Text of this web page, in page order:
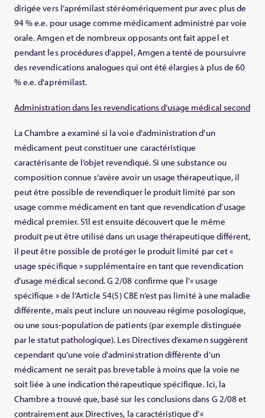
dirigée vers l’aprémilast stéréomériquement pur avec plus de
94 % e.e. pour usage comme médicament administré par voie
orale. Amgen et de nombreux opposants ont fait appel et
pendant les procédures d’appel, Amgen a tenté de poursuivre
des revendications analogues qui ont été élargies à plus de 60
% e.e. d’aprémilast.
Administration dans les revendications d’usage médical second
La Chambre a examiné si la voie d’administration d’un
médicament peut constituer une caractéristique
caractérisante de l’objet revendiqué. Si une substance ou
composition connue s’avère avoir un usage thérapeutique, il
peut être possible de revendiquer le produit limité par son
usage comme médicament en tant que revendication d’usage
médical premier. S’il est ensuite découvert que le même
produit peut être utilisé dans un usage thérapeutique différent,
il peut être possible de protéger le produit limité par cet «
usage spécifique » supplémentaire en tant que revendication
d’usage médical second. G 2/08 confirme que l’« usage
spécifique » de l’Article 54(5) CBE n’est pas limité à une maladie
différente, mais peut inclure un nouveau régime posologique,
ou une sous-population de patients (par exemple distinguée
par le statut pathologique). Les Directives d’examen suggèrent
cependant qu’une voie d’administration différente d’un
médicament ne serait pas brevetable à moins que la voie ne
soit liée à une indication thérapeutique spécifique. Ici, la
Chambre a trouvé que, basé sur les conclusions dans G 2/08 et
contrairement aux Directives, la caractéristique d’«